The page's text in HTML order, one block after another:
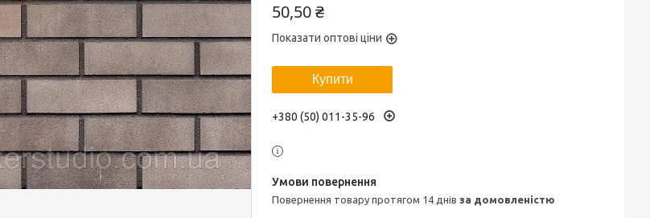
50,50 ₴
Показати оптові ціни
Купити
+380 (50) 011-35-96
повернення товару протягом 14 днів за домовленістю